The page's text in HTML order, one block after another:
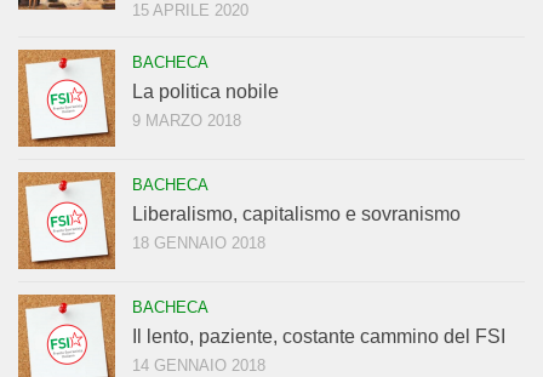
15 APRILE 2020
BACHECA
La politica nobile
9 MARZO 2018
BACHECA
Liberalismo, capitalismo e sovranismo
18 GENNAIO 2018
BACHECA
Il lento, paziente, costante cammino del FSI
14 GENNAIO 2018